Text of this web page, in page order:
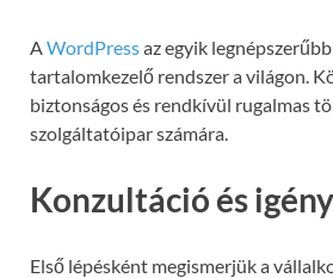
AWordPressaz egyik
tartalomkezelő rendszer a világon.
biztonságos és rendkívül rugalmas
szolgáltatóipar számára.
Konzultáció és
Első lépésként megismerjük a